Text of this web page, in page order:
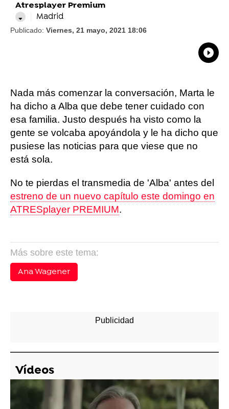
Atresplayer Premium
Madrid
Publicado: Viernes, 21 mayo, 2021 18:06
Nada más comenzar la conversación, Marta le
ha dicho a Alba que debe tener cuidado con
esa familia. Justo después ha visto como la
gente se volcaba apoyándola y le ha dicho que
pusiese las noticias para que viese que no
está sola.
No te pierdas el transmedia de 'Alba' antes del
estreno de un nuevo capítulo este domingo en
ATRESplayer PREMIUM.
Más sobre este tema:
Ana Wagener
Vídeos